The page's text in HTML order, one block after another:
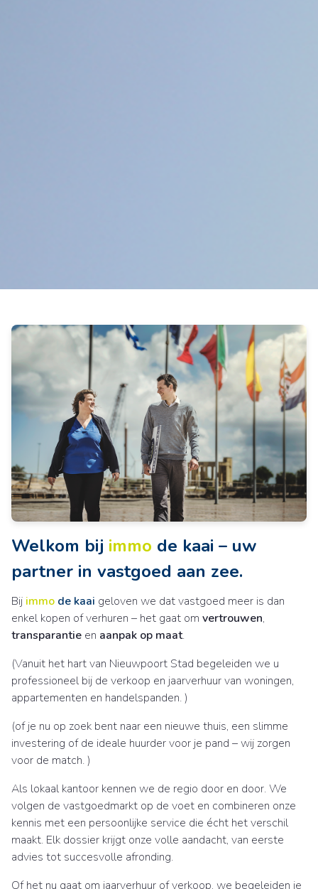
Welkom bij immo de kaai – uw
partner in vastgoed aan zee.
Bij immo de kaai geloven we dat vastgoed meer is dan
enkel kopen of verhuren – het gaat om vertrouwen,
transparantie en aanpak op maat.
(Vanuit het hart van Nieuwpoort Stad begeleiden we u
professioneel bij de verkoop en jaarverhuur van woningen,
appartementen en handelspanden. )
(of je nu op zoek bent naar een nieuwe thuis, een slimme
investering of de ideale huurder voor je pand – wij zorgen
voor de match. )
Als lokaal kantoor kennen we de regio door en door. We
volgen de vastgoedmarkt op de voet en combineren onze
kennis met een persoonlijke service die écht het verschil
maakt. Elk dossier krijgt onze volle aandacht, van eerste
advies tot succesvolle afronding.
Of het nu gaat om jaarverhuur of verkoop, we begeleiden je